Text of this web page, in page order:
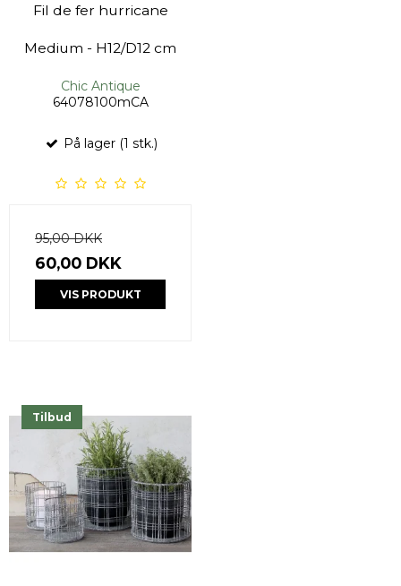
Fil de fer hurricane
Medium - H12/D12 cm
Chic Antique
64078100mCA
På lager (1 stk.)
95,00 DKK
60,00 DKK
VIS PRODUKT
Tilbud